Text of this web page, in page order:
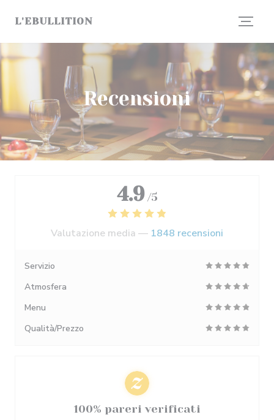
L'EBULLITION
Recensioni
4.9 /5
Valutazione media — 1848 recensioni
Servizio
Atmosfera
Menu
Qualità/Prezzo
100% pareri verificati